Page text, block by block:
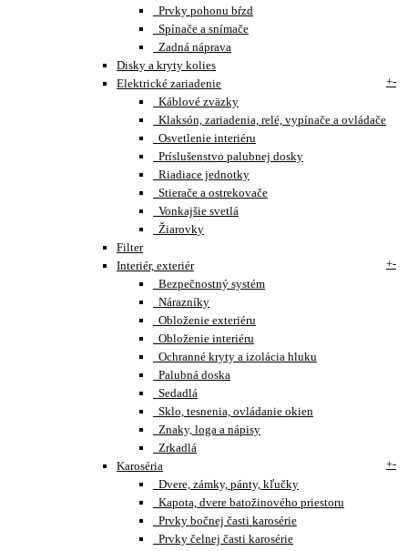
Prvky pohonu bŕzd
Spínače a snímače
Zadná náprava
Disky a kryty kolies
Elektrické zariadenie
+-
Káblové zväzky
Klaksón, zariadenia, relé, vypínače a ovládače
Osvetlenie interiéru
Príslušenstvo palubnej dosky
Riadiace jednotky
Stierače a ostrekovače
Vonkajšie svetlá
Žiarovky
Filter
Interiér, exteriér
+-
Bezpečnostný systém
Nárazníky
Obloženie exteriéru
Obloženie interiéru
Ochranné kryty a izolácia hluku
Palubná doska
Sedadlá
Sklo, tesnenia, ovládanie okien
Znaky, loga a nápisy
Zrkadlá
Karoséria
+-
Dvere, zámky, pánty, kľučky
Kapota, dvere batožinového priestoru
Prvky bočnej časti karosérie
Prvky čelnej časti karosérie